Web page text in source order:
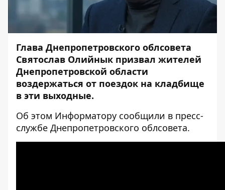
Глава Днепропетровского облсовета
Святослав Олийнык призвал жителей
Днепропетровской области
воздержаться от поездок на кладбище
в эти выходные.
Об этом Информатору сообщили в пресс-
службе Днепропетровского облсовета.